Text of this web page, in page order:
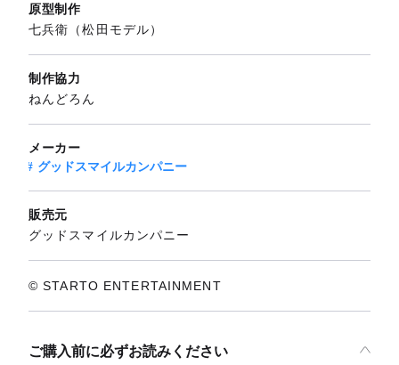
原型制作
七兵衛（松田モデル）
制作協力
ねんどろん
メーカー
グッドスマイルカンパニー
販売元
グッドスマイルカンパニー
© STARTO ENTERTAINMENT
ご購入前に必ずお読みください